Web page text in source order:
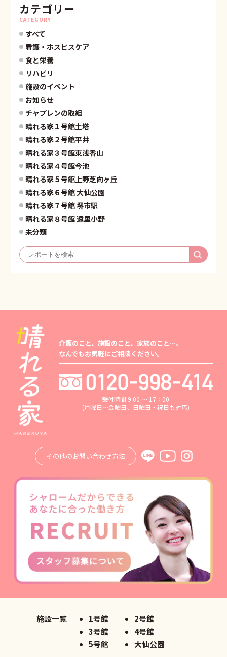
カテゴリー
CATEGORY
すべて
看護・ホスピスケア
食と栄養
リハビリ
施設のイベント
お知らせ
チャプレンの取組
晴れる家１号館土塔
晴れる家２号館平井
晴れる家３号館東浅香山
晴れる家４号館今池
晴れる家５号館上野芝向ヶ丘
晴れる家６号館 大仙公園
晴れる家７号館 堺市駅
晴れる家８号館 遠里小野
未分類
介護のこと、施設のこと、家族のこと…。
なんでもお気軽にご相談ください。
受付時間 9:00 ～ 17：00
(月曜日～金曜日、日曜日・祝日も対応)
その他のお問い合わせ方法
施設一覧 1号館
2号館
3号館
4号館
5号館
大仙公園